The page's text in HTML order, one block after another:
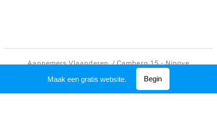
Aannemers Vlaanderen / Camberg 15 - Ninove
Mogelijk gemaakt door
Webnode
Maak een gratis website. Begin